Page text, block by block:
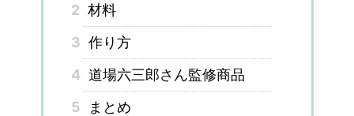
2 材料
3 作り方
4 道場六三郎さん監修商品
5
まとめ